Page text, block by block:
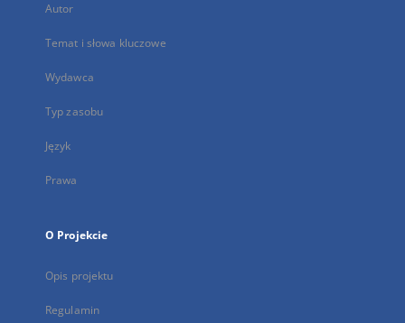
Autor
Temat i słowa kluczowe
Wydawca
Typ zasobu
Język
Prawa
O Projekcie
Opis projektu
Regulamin